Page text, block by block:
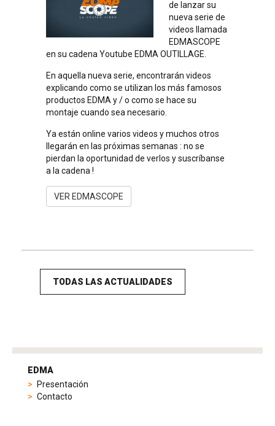
de lanzar su
nueva serie de
videos llamada
EDMASCOPE
en su cadena Youtube EDMA OUTILLAGE.
En aquella nueva serie, encontrarán videos
explicando como se utilizan los más famosos
productos EDMA y / o como se hace su
montaje cuando sea necesario.
Ya están online varios videos y muchos otros
llegarán en las próximas semanas : no se
pierdan la oportunidad de verlos y suscríbanse
a la cadena !
VER EDMASCOPE
TODAS LAS ACTUALIDADES
tag
product
EDMA
Presentación
Contacto